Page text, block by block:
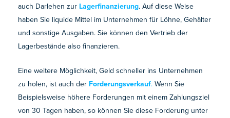
auch Darlehen zur Lagerfinanzierung. Auf diese Weise
haben Sie liquide Mittel im Unternehmen für Löhne, Gehälter
und sonstige Ausgaben. Sie können den Vertrieb der
Lagerbestände also finanzieren.
Eine weitere Möglichkeit, Geld schneller ins Unternehmen
zu holen, ist auch der Forderungsverkauf. Wenn Sie
Beispielsweise höhere Forderungen mit einem Zahlungsziel
von 30 Tagen haben, so können Sie diese Forderung unter